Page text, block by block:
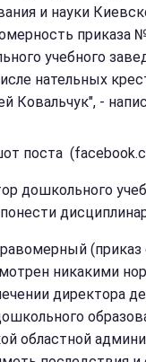
и науки
приказа
учебного
нательных
Ковальчук", -
поста
дошкольного
никакими
директора
областной